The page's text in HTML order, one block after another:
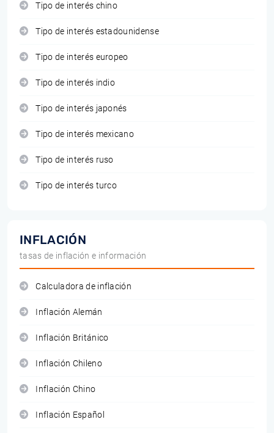
Tipo de interés chino
Tipo de interés estadounidense
Tipo de interés europeo
Tipo de interés indio
Tipo de interés japonés
Tipo de interés mexicano
Tipo de interés ruso
Tipo de interés turco
INFLACIÓN
tasas de inflación e información
Calculadora de inflación
Inflación Alemán
Inflación Británico
Inflación Chileno
Inflación Chino
Inflación Español